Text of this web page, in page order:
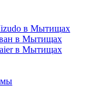
в Мытищах
в Мытищах
в Мытищах